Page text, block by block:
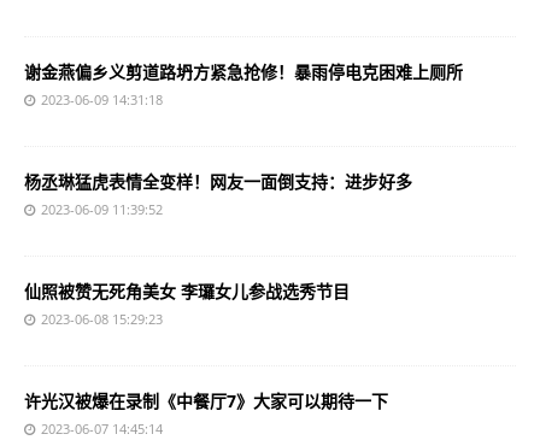
谢金燕偏乡义剪道路坍方紧急抢修！暴雨停电克困难上厕所
2023-06-09 14:31:18
杨丞琳猛虎表情全变样！网友一面倒支持：进步好多
2023-06-09 11:39:52
仙照被赞无死角美女 李㼈女儿参战选秀节目
2023-06-08 15:29:23
许光汉被爆在录制《中餐厅7》大家可以期待一下
2023-06-07 14:45:14